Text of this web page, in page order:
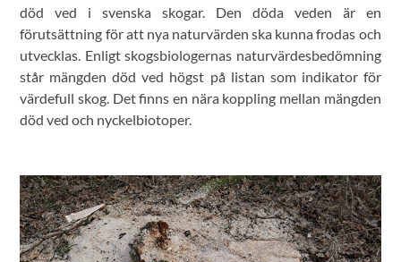
död ved i svenska skogar. Den döda veden är en
förutsättning för att nya naturvärden ska kunna frodas och
utvecklas. Enligt skogsbiologernas naturvärdesbedömning
står mängden död ved högst på listan som indikator för
värdefull skog. Det finns en nära koppling mellan mängden
död ved och nyckelbiotoper.